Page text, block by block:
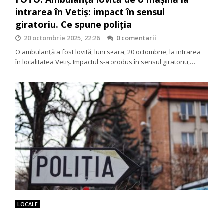
intrarea în Vetiș: impact în sensul
giratoriu. Ce spune poliția
20 octombrie 2025, 22:26
0 comentarii
O ambulanță a fost lovită, luni seara, 20 octombrie, la intrarea
în localitatea Vetiș. Impactul s-a produs în sensul giratoriu,…
LOCALE